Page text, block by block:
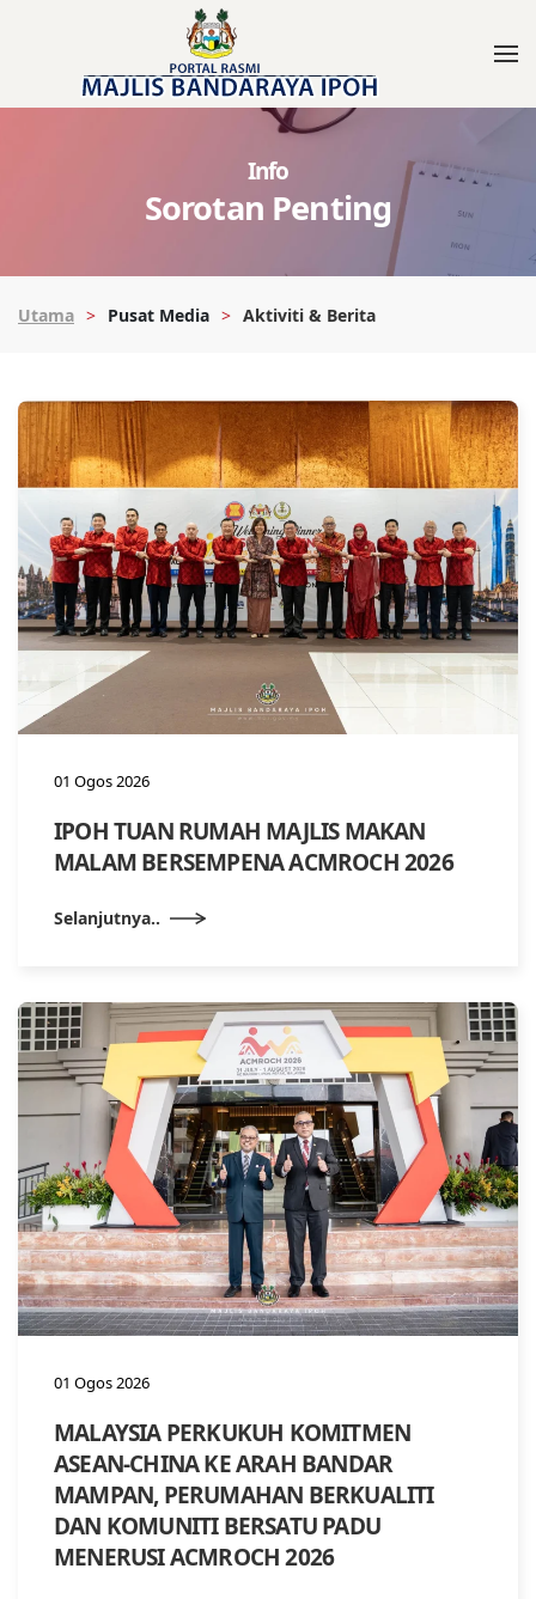
Info
Sorotan Penting
Utama Pusat Media Aktiviti & Berita
01 Ogos 2026
IPOH TUAN RUMAH MAJLIS MAKAN
MALAM BERSEMPENA ACMROCH 2026
Selanjutnya..
01 Ogos 2026
MALAYSIA PERKUKUH KOMITMEN
ASEAN-CHINA KE ARAH BANDAR
MAMPAN, PERUMAHAN BERKUALITI
DAN KOMUNITI BERSATU PADU
MENERUSI ACMROCH 2026